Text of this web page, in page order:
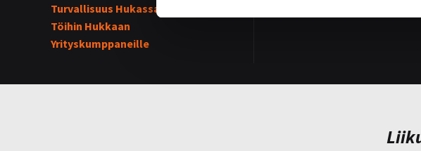
Turvallisuus Hukassa
Töihin Hukkaan
Yrityskumppaneille